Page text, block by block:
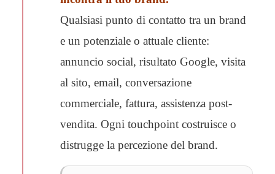
Qualsiasi punto di contatto tra un brand
e un potenziale o attuale cliente:
annuncio social, risultato Google, visita
al sito, email, conversazione
commerciale, fattura, assistenza post-
vendita. Ogni touchpoint costruisce o
distrugge la percezione del brand.